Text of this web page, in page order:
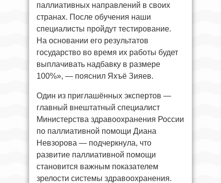
паллиативных направлений в своих
странах. После обучения наши
специалисты пройдут тестирование.
На основании его результатов
государство во время их работы будет
выплачивать надбавку в размере
100%», — пояснил Яхъё Зияев.
Один из приглашённых экспертов —
главный внештатный специалист
Министерства здравоохранения России
по паллиативной помощи Диана
Невзорова — подчеркнула, что
развитие паллиативной помощи
становится важным показателем
зрелости системы здравоохранения.